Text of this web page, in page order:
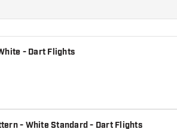
- Dart Flights
- White Standard - Dart Flights